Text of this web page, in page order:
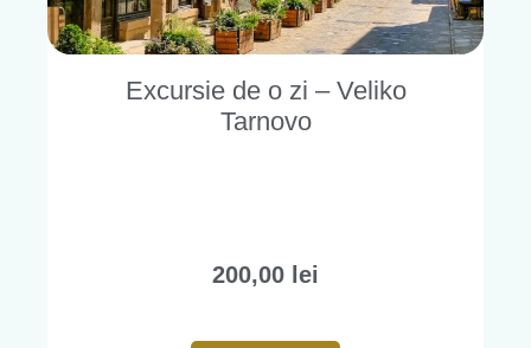
Excursie de o zi – Veliko
Tarnovo
200,00 lei